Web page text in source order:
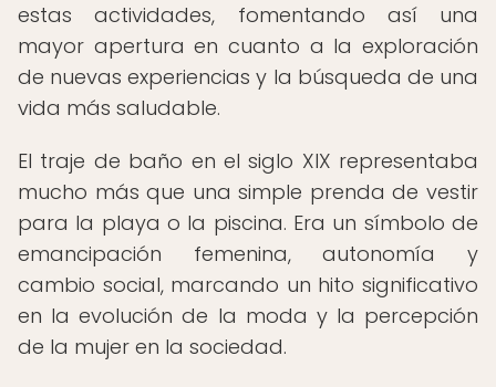
estas actividades, fomentando así una
mayor apertura en cuanto a la exploración
de nuevas experiencias y la búsqueda de una
vida más saludable.
El traje de baño en el siglo XIX representaba
mucho más que una simple prenda de vestir
para la playa o la piscina. Era un símbolo de
emancipación femenina, autonomía y
cambio social, marcando un hito significativo
en la evolución de la moda y la percepción
de la mujer en la sociedad.